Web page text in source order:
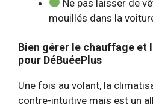
Ne pas laisser de
mouillés dans la
Bien gérer le chauffage et
pour DéBuéePlus
Une fois au volant, la
contre-intuitive mais est un